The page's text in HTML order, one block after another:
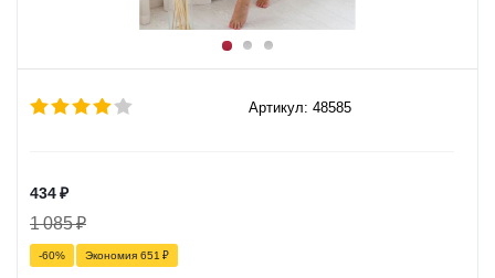
Артикул: 48585
434₽
1 085₽
-60% Экономия 651 ₽